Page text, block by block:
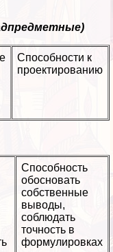
Способности к
проектированию
Способность
обосновать
собственные
выводы,
соблюдать
точность в
формулировках